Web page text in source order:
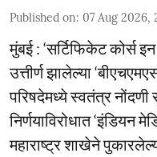
Published on: 07 Aug 2026,
मुंबई : ‘सर्टिफिकेट कोर्स इन
उत्तीर्ण झालेल्या
परिषदेमध्ये स्वतंत्र
निर्णयाविरोधात
महाराष्ट्र शाखेने